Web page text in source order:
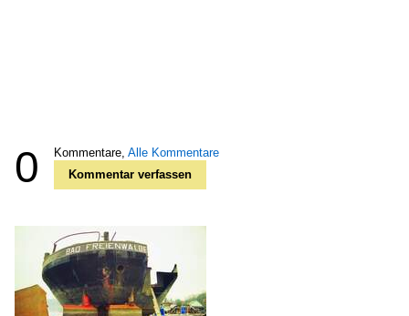
0 Kommentare, Alle Kommentare
Kommentar verfassen